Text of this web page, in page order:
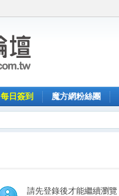
每日簽到 魔方網粉絲團
請先登錄後才能繼續瀏覽